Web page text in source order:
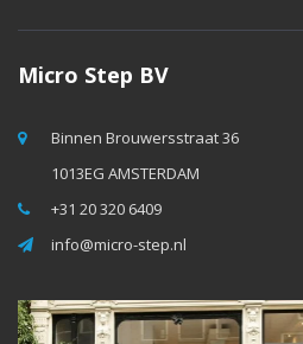
Micro Step BV
Binnen Brouwersstraat 36
1013EG AMSTERDAM
+31 20 320 6409
info@micro-step.nl